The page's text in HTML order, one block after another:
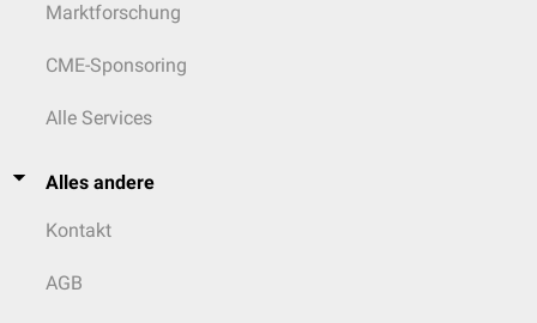
Marktforschung
CME-Sponsoring
Alle Services
Alles andere
Kontakt
AGB